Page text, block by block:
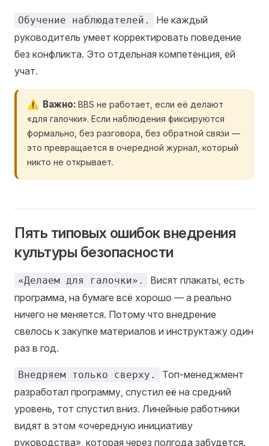
Обучение наблюдателей.
Не каждый
руководитель умеет корректировать поведение
без конфликта. Это отдельная компетенция, ей
учат.
Важно BBS не работает, если её делают
«для галочки». Если наблюдения фиксируются
формально, без разговора, без обратной связи —
это превращается в очередной журнал, который
никто не открывает.
Пять типовых ошибок внедрения
культуры безопасности
«Делаем для галочки».
Висят плакаты, есть
программа, на бумаге всё хорошо — а реально
ничего не меняется. Потому что внедрение
свелось к закупке материалов и инструктажу один
раз в год.
Внедряем только сверху.
Топ-менеджмент
разработал программу, спустил её на средний
уровень, тот спустил вниз. Линейные работники
видят в этом «очередную инициативу
руководства», которая через полгода забудется.